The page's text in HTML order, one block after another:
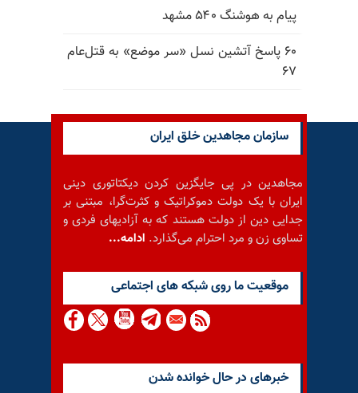
پیام به هوشنگ ۵۴۰ مشهد
۶۰ پاسخ آتشین نسل «سر موضع» به قتل‌عام
۶۷
سازمان مجاهدین خلق ایران
مجاهدین در پی جایگزین کردن دیکتاتوری دینی
ایران با یک دولت دموکراتیک و کثرت‌گرا، مبتنی بر
جدایی دین از دولت هستند که به آزادیهای فردی و
تساوی زن و مرد احترام می‌گذارد. ادامه...
موقعيت ما روى شبكه هاى اجتماعى
خبرهای در حال خوانده شدن